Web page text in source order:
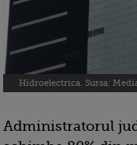
Hidroelectrica. Sursa:
Administratorul